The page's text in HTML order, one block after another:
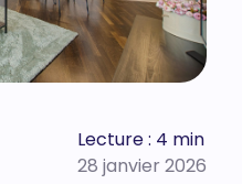
Lecture : 4 min
28 janvier 2026